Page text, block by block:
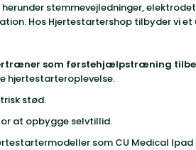
stemmevejledninger,
Hos Hjertestartershop tilbyder
som førstehjælpstræning
hjertestarteroplevelse.
stød.
at opbygge selvtillid.
som CU Medical Ipad